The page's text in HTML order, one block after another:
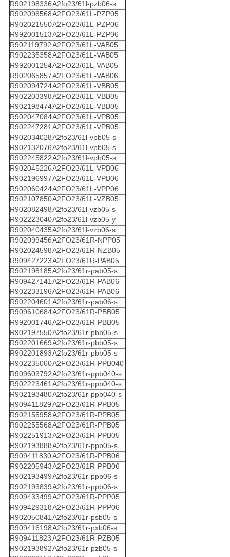
R902198336A2fo23/61l-pzb06-s
R902096568A2FO23/61L-PZP05
R902021550A2FO23/61L-PZP06
R992001513A2FO23/61L-PZP06
R902119792A2FO23/61L-VAB05
R902235358A2FO23/61L-VAB05
R992001254A2FO23/61L-VAB05
R902065857A2FO23/61L-VAB06
R902094724A2FO23/61L-VBB05
R902203398A2FO23/61L-VBB05
R902198474A2FO23/61L-VBB05
R902047084A2FO23/61L-VPB05
R902247281A2FO23/61L-VPB05
R902034028A2fo23/61l-vpb05-s
R902132076A2fo23/61l-vpb05-s
R902245822A2fo23/61l-vpb05-s
R902045226A2FO23/61L-VPB06
R902196997A2FO23/61L-VPB06
R902060424A2FO23/61L-VPP06
R902107850A2FO23/61L-VZB05
R902082498A2fo23/61l-vzb05-s
R902223040A2fo23/61l-vzb05-y
R902040435A2fo23/61l-vzb06-s
R902099456A2FO23/61R-NPP05
R902024598A2FO23/61R-NZB05
R909427223A2FO23/61R-PAB05
R902198185A2fo23/61r-pab05-s
R909427141A2FO23/61R-PAB06
R902233196A2FO23/61R-PAB06
R902204601A2fo23/61r-pab06-s
R909610684A2FO23/61R-PBB05
R992001746A2FO23/61R-PBB05
R902197550A2fo23/61r-pbb05-s
R902201669A2fo23/61r-pbb05-s
R902201893A2fo23/61r-pbb05-s
R902235060A2FO23/61R-PPB040
R909603792A2fo23/61r-ppb040-s
R902223461A2fo23/61r-ppb040-s
R902193480A2fo23/61r-ppb040-s
R909411829A2FO23/61R-PPB05
R902155958A2FO23/61R-PPB05
R902255568A2FO23/61R-PPB05
R902251913A2FO23/61R-PPB05
R902193888A2fo23/61r-ppb05-s
R909411830A2FO23/61R-PPB06
R902205943A2FO23/61R-PPB06
R902193499A2fo23/61r-ppb06-s
R902193839A2fo23/61r-ppb06-s
R909433499A2FO23/61R-PPP05
R909429318A2FO23/61R-PPP06
R902050841A2fo23/61r-psb05-s
R909416198A2fo23/61r-pxb06-s
R909411823A2FO23/61R-PZB05
R902193892A2fo23/61r-pzb05-s